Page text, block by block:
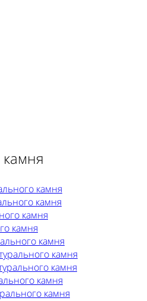
камня
камня
камня
камня
камня
камня
камня
камня
камня
камня